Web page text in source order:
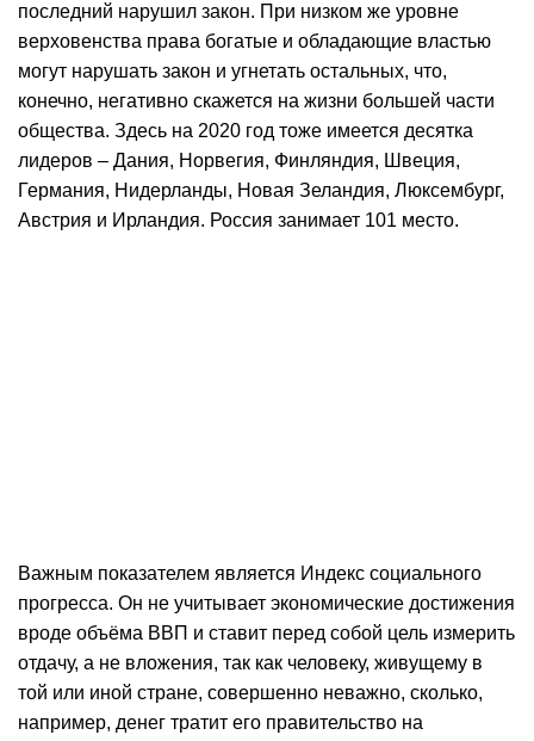
последний нарушил закон. При низком же уровне
верховенства права богатые и обладающие властью
могут нарушать закон и угнетать остальных, что,
конечно, негативно скажется на жизни большей части
общества. Здесь на 2020 год тоже имеется десятка
лидеров – Дания, Норвегия, Финляндия, Швеция,
Германия, Нидерланды, Новая Зеландия, Люксембург,
Австрия и Ирландия. Россия занимает 101 место.
Важным показателем является Индекс социального
прогресса. Он не учитывает экономические достижения
вроде объёма ВВП и ставит перед собой цель измерить
отдачу, а не вложения, так как человеку, живущему в
той или иной стране, совершенно неважно, сколько,
например, денег тратит его правительство на